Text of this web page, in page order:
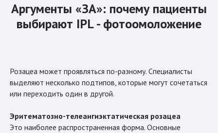
Аргументы «ЗА»: почему пациенты
выбирают IPL - фотоомоложение
Розацеа может проявляться по-разному. Специалисты
выделяют несколько подтипов, которые могут сочетаться
или переходить один в другой.
Эритематозно-телеангиэктатическая розацеа
Это наиболее распространенная форма. Основные